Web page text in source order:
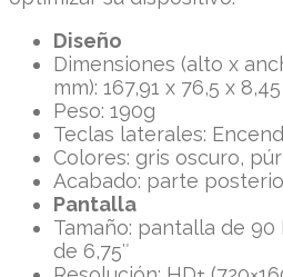
Diseño
Dimensiones (alto x
mm): 167,91 x 76,5 x 8,45
Peso: 190g
Teclas laterales:
Colores: gris oscuro,
Acabado: parte
Pantalla
Tamaño: pantalla de
de 6,75″